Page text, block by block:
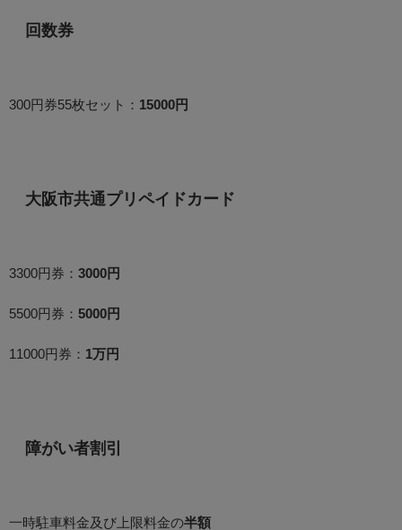
回数券
300円券55枚セット： 15000円
大阪市共通プリペイドカード
3300円券： 3000円
5500円券： 5000円
11000円券： 1万円
障がい者割引
一時駐車料金及び上限料金の半額